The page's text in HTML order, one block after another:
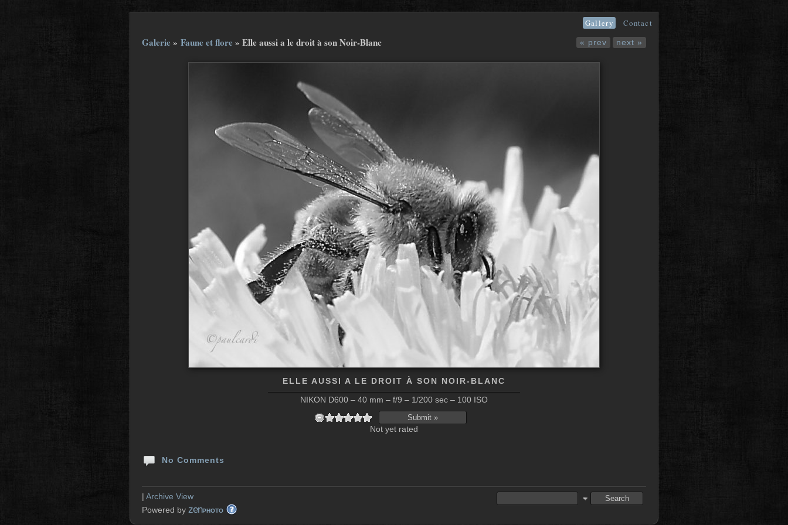
Gallery Contact
« prev next »
Galerie» Faune et flore» Elle aussi a le droit à son Noir-Blanc
ELLE AUSSI A LE DROIT À SON NOIR-BLANC
NIKON D600 – 40 mm – f/9 – 1/200 sec – 100 ISO
Not yet rated
No Comments
| Archive View
Powered by zenPHOTO